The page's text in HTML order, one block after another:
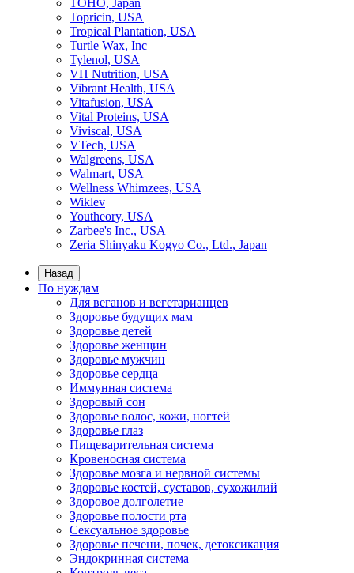
TOHO, Japan
Topricin, USA
Tropical Plantation, USA
Turtle Wax, Inc
Tylenol, USA
VH Nutrition, USA
Vibrant Health, USA
Vitafusion, USA
Vital Proteins, USA
Viviscal, USA
VTech, USA
Walgreens, USA
Walmart, USA
Wellness Whimzees, USA
Wiklev
Youtheory, USA
Zarbee's Inc., USA
Zeria Shinyaku Kogyo Co., Ltd., Japan
Назад
По нуждам
Для веганов и вегетарианцев
Здоровье будущих мам
Здоровье детей
Здоровье женщин
Здоровье мужчин
Здоровье сердца
Иммунная система
Здоровый сон
Здоровье волос, кожи, ногтей
Здоровье глаз
Пищеварительная система
Кровеносная система
Здоровье мозга и нервной системы
Здоровье костей, суставов, сухожилий
Здоровое долголетие
Здоровье полости рта
Сексуальное здоровье
Здоровье печени, почек, детоксикация
Эндокринная система